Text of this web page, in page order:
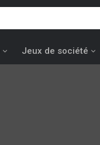
Jeux de société